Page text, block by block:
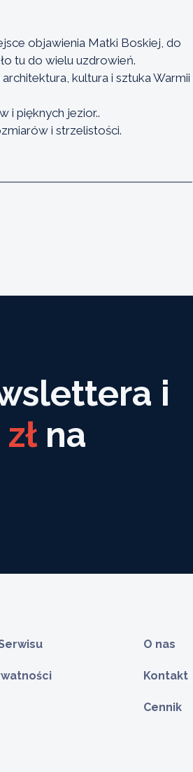
objawienia Matki Boskiej, do
tu do wielu uzdrowień.
kultura i sztuka Warmii
i pięknych jezior..
i strzelistości.
i
na
O nas
Kontakt
Cennik